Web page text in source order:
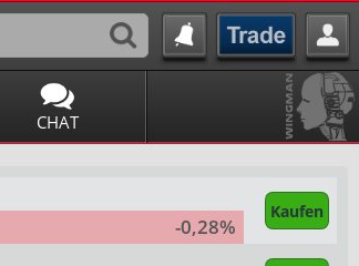
CHAT
Kaufen
-0,28%